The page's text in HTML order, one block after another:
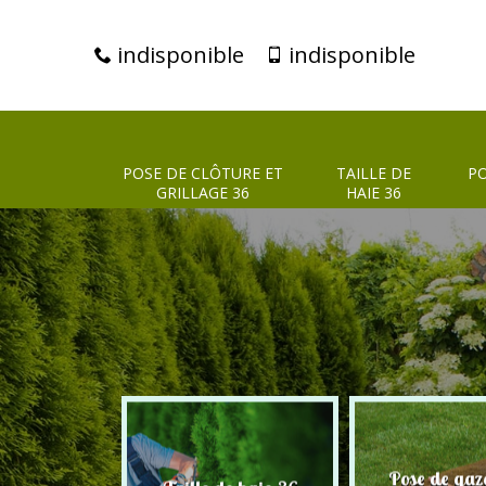
indisponible indisponible
POSE DE CLÔTURE ET
GRILLAGE 36
TAILLE DE
HAIE 36
et Pose de